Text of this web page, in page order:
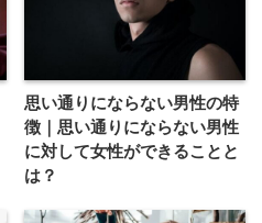
思い通りにならない男性の特
徴｜思い通りにならない男性
に対して女性ができることと
は？